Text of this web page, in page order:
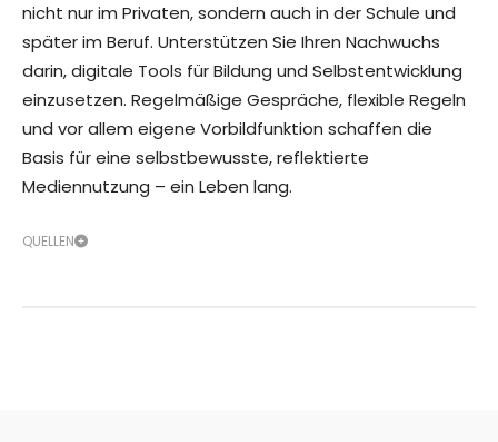
nicht nur im Privaten, sondern auch in der Schule und
später im Beruf. Unterstützen Sie Ihren Nachwuchs
darin, digitale Tools für Bildung und Selbstentwicklung
einzusetzen. Regelmäßige Gespräche, flexible Regeln
und vor allem eigene Vorbildfunktion schaffen die
Basis für eine selbstbewusste, reflektierte
Mediennutzung – ein Leben lang.
QUELLEN